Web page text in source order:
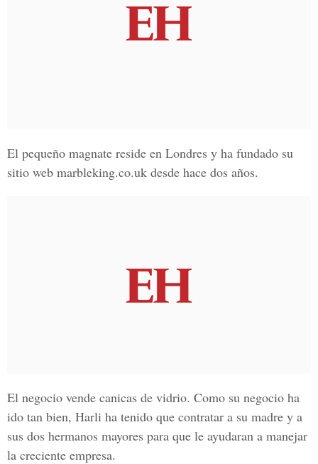
El pequeño magnate reside en Londres y ha fundado su
sitio web marbleking.co.uk desde hace dos años.
El negocio vende canicas de vidrio. Como su negocio ha
ido tan bien, Harli ha tenido que contratar a su madre y a
sus dos hermanos mayores para que le ayudaran a manejar
la creciente empresa.